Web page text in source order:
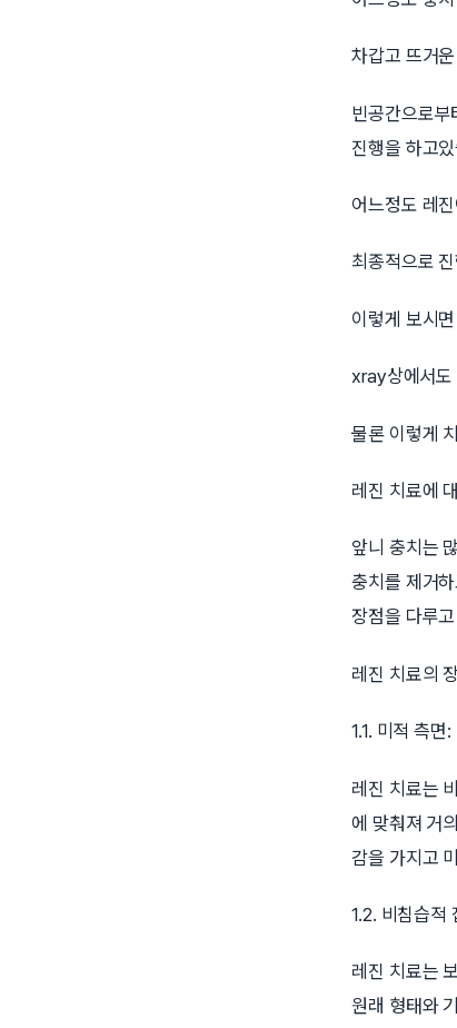
차갑고 뜨거
빈공간으로
진행을 하고있
어느정도 레
최종적으로
이렇게 보시
xray상에서도
물론 이렇게
레진 치료에
앞니 충치는
충치를 제거
장점을 다루
레진 치료의
1.1. 미적 측면:
레진 치료는
에 맞춰져 거
감을 가지고
1.2. 비침습적
레진 치료는
원래 형태와